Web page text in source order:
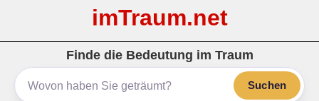
imTraum.net
Finde die Bedeutung im Traum
Suchen